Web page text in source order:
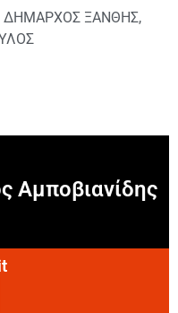
ΔΗΜΑΡΧΟΣ ΞΑΝΘΗΣ,
Αμποβιανίδης